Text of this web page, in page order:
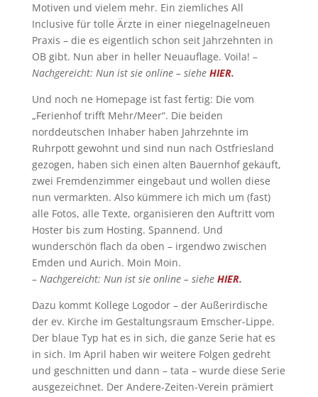
Motiven und vielem mehr. Ein ziemliches All
Inclusive für tolle Ärzte in einer niegelnagelneuen
Praxis – die es eigentlich schon seit Jahrzehnten in
OB gibt. Nun aber in heller Neuauflage. Voila! –
Nachgereicht: Nun ist sie online – sieheHIER.
Und noch ne Homepage ist fast fertig: Die vom
„Ferienhof trifft Mehr/Meer“. Die beiden
norddeutschen Inhaber haben Jahrzehnte im
Ruhrpott gewohnt und sind nun nach Ostfriesland
gezogen, haben sich einen alten Bauernhof gekauft,
zwei Fremdenzimmer eingebaut und wollen diese
nun vermarkten. Also kümmere ich mich um (fast)
alle Fotos, alle Texte, organisieren den Auftritt vom
Hoster bis zum Hosting. Spannend. Und
wunderschön flach da oben – irgendwo zwischen
Emden und Aurich. Moin Moin.
– Nachgereicht: Nun ist sie online – sieheHIER.
Dazu kommt Kollege Logodor – der Außerirdische
der ev. Kirche im Gestaltungsraum Emscher-Lippe.
Der blaue Typ hat es in sich, die ganze Serie hat es
in sich. Im April haben wir weitere Folgen gedreht
und geschnitten und dann – tata – wurde diese Serie
ausgezeichnet. Der Andere-Zeiten-Verein prämiert